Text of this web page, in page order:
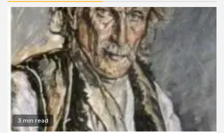
3 min read